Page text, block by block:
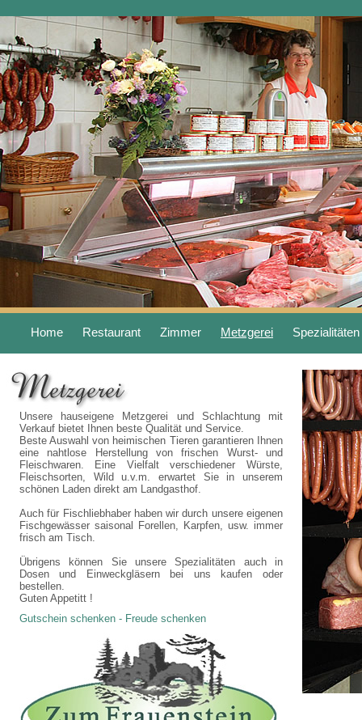
Home Restaurant Zimmer Metzgerei Spezialitäten
Unsere hauseigene Metzgerei und Schlachtung mit
Verkauf bietet Ihnen beste Qualität und Service.
Beste Auswahl von heimischen Tieren garantieren Ihnen
eine nahtlose Herstellung von frischen Wurst- und
Fleischwaren. Eine Vielfalt verschiedener Würste,
Fleischsorten, Wild u.v.m. erwartet Sie in unserem
schönen Laden direkt am Landgasthof.
Auch für Fischliebhaber haben wir durch unsere eigenen
Fischgewässer saisonal Forellen, Karpfen, usw. immer
frisch am Tisch.
Übrigens können Sie unsere Spezialitäten auch in
Dosen und Einweckgläsern bei uns kaufen oder
bestellen.
Guten Appetitt !
Gutschein schenken - Freude schenken